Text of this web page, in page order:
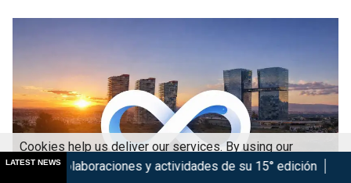
LATEST NEWSy actividades de su 15° edición Marsupilami: Caos
Cookies help us deliver our services. By using our
services, you agree to our use of cookies.
Got it